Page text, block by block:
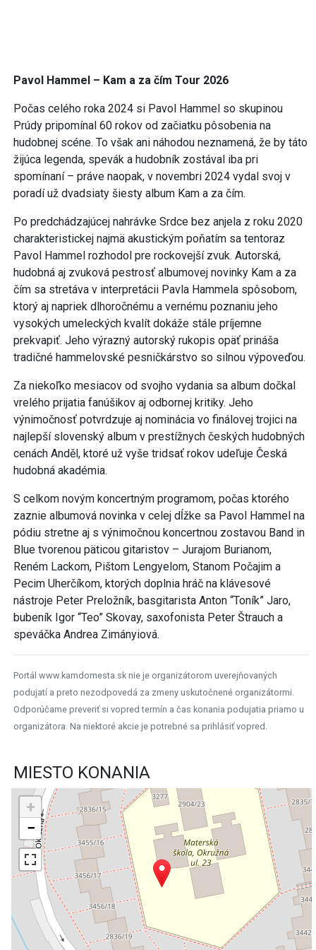
Pavol Hammel – Kam a za čím Tour 2026
Počas celého roka 2024 si Pavol Hammel so skupinou
Prúdy pripomínal 60 rokov od začiatku pôsobenia na
hudobnej scéne. To však ani náhodou neznamená, že by táto
žijúca legenda, spevák a hudobník zostával iba pri
spomínaní – práve naopak, v novembri 2024 vydal svoj v
poradí už dvadsiaty šiesty album Kam a za čím.
Po predchádzajúcej nahrávke Srdce bez anjela z roku 2020
charakteristickej najmä akustickým poňatím sa tentoraz
Pavol Hammel rozhodol pre rockovejší zvuk. Autorská,
hudobná aj zvuková pestrosť albumovej novinky Kam a za
čím sa stretáva v interpretácii Pavla Hammela spôsobom,
ktorý aj napriek dlhoročnému a vernému poznaniu jeho
vysokých umeleckých kvalít dokáže stále príjemne
prekvapiť. Jeho výrazný autorský rukopis opäť prináša
tradičné hammelovské pesničkárstvo so silnou výpoveďou.
Za niekoľko mesiacov od svojho vydania sa album dočkal
vrelého prijatia fanúšikov aj odbornej kritiky. Jeho
výnimočnosť potvrdzuje aj nominácia vo finálovej trojici na
najlepší slovenský album v prestížnych českých hudobných
cenách Anděl, ktoré už vyše tridsať rokov udeľuje Česká
hudobná akadémia.
S celkom novým koncertným programom, počas ktorého
zaznie albumová novinka v celej dĺžke sa Pavol Hammel na
pódiu stretne aj s výnimočnou koncertnou zostavou Band in
Blue tvorenou päticou gitaristov – Jurajom Burianom,
Reném Lackom, Pištom Lengyelom, Stanom Počajim a
Pecim Uherčíkom, ktorých doplnia hráč na klávesové
nástroje Peter Preložník, basgitarista Anton “Toník” Jaro,
bubeník Igor “Teo” Skovay, saxofonista Peter Štrauch a
speváčka Andrea Zimányiová.
Portál www.kamdomesta.sk nie je organizátorom uverejňovaných
podujatí a preto nezodpovedá za zmeny uskutočnené organizátormi.
Odporúčame preveriť si vopred termín a čas konania podujatia priamo u
organizátora. Na niektoré akcie je potrebné sa prihlásiť vopred.
MIESTO KONANIA
+
−